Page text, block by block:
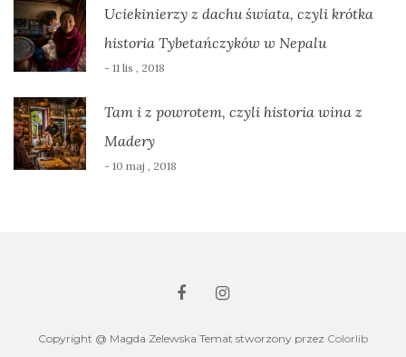
Uciekinierzy z dachu świata, czyli krótka
historia Tybetańczyków w Nepalu
- 11 lis , 2018
Tam i z powrotem, czyli historia wina z
Madery
- 10 maj , 2018
Copyright @ Magda Zelewska Temat stworzony przez Colorlib